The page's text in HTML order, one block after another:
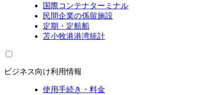
国際コンテナターミナル
民間企業の係留施設
定期・定航船
苫小牧港港湾統計
ビジネス向け利用情報
使用手続き・料金